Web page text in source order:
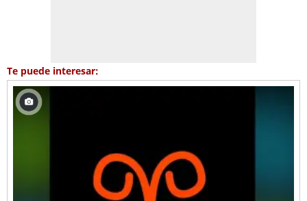
Te puede interesar: